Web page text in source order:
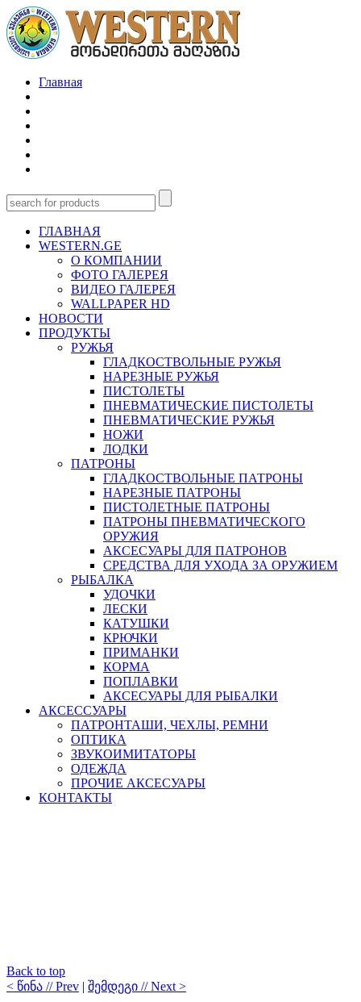
Главная
ГЛАВНАЯ
WESTERN.GE
О КОМПАНИИ
ФОТО ГАЛЕРЕЯ
ВИДЕО ГАЛЕРЕЯ
WALLPAPER HD
НОВОСТИ
ПРОДУКТЫ
РУЖЬЯ
ГЛАДКОСТВОЛЬНЫЕ РУЖЬЯ
НАРЕЗНЫЕ РУЖЬЯ
ПИСТОЛЕТЫ
ПНЕВМАТИЧЕСКИЕ ПИСТОЛЕТЫ
ПНЕВМАТИЧЕСКИЕ РУЖЬЯ
НОЖИ
ЛОДКИ
ПАТРОНЫ
ГЛАДКОСТВОЛЬНЫЕ ПАТРОНЫ
НАРЕЗНЫЕ ПАТРОНЫ
ПИСТОЛЕТНЫЕ ПАТРОНЫ
ПАТРОНЫ ПНЕВМАТИЧЕСКОГО
ОРУЖИЯ
АКСЕСУАРЫ ДЛЯ ПАТРОНОВ
СРЕДСТВА ДЛЯ УХОДА ЗА ОРУЖИЕМ
РЫБАЛКА
УДОЧКИ
ЛЕСКИ
КАТУШКИ
КРЮЧКИ
ПРИМАНКИ
КОРМА
ПОПЛАВКИ
АКСЕСУАРЫ ДЛЯ РЫБАЛКИ
АКСЕССУАРЫ
ПАТРОНТАШИ, ЧЕХЛЫ, РЕМНИ
ОПТИКА
ЗВУКОИМИТАТОРЫ
ОДЕЖДА
ПРОЧИЕ АКСЕСУАРЫ
КОНТАКТЫ
Back to top
< წინა // Prev | შემდეგი // Next >